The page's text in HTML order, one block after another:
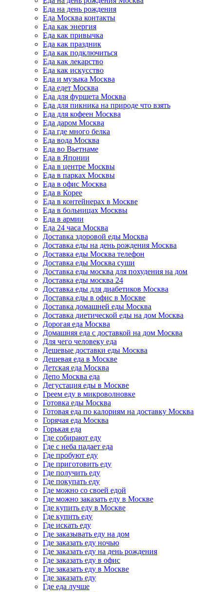
Еда на день рождения
Еда Москва контакты
Еда как энергия
Еда как привычка
Еда как праздник
Еда как подключиться
Еда как лекарство
Еда как искусство
Еда и музыка Москва
Еда едет Москва
Еда для фуршета Москва
Еда для пикника на природе что взять
Еда для кофеен Москва
Еда даром Москва
Еда где много белка
Еда вода Москва
Еда во Вьетнаме
Еда в Японии
Еда в центре Москвы
Еда в парках Москвы
Еда в офис Москва
Еда в Корее
Еда в контейнерах в Москве
Еда в больницах Москвы
Еда в армии
Еда 24 часа Москва
Доставка здоровой еды Москва
Доставка еды на день рождения Москва
Доставка еды Москва телефон
Доставка еды Москва суши
Доставка еды москва для похудения на дом
Доставка еды москва 24
Доставка еды для диабетиков Москва
Доставка еды в офис в Москве
Доставка домашней еды Москва
Доставка диетической еды на дом Москва
Дорогая еда Москва
Домашняя еда с доставкой на дом Москва
Для чего человеку еда
Дешевые доставки еды Москва
Дешевая еда в Москве
Детская еда Москва
Депо Москва еда
Дегустация еды в Москве
Греем еду в микроволновке
Готовка еды Москва
Готовая еда по калориям на доставку Москва
Горячая еда Москва
Горькая еда
Где собирают еду
Где с неба падает еда
Где пробуют еду
Где приготовить еду
Где получить еду
Где покупать еду
Где можно со своей едой
Где можно заказать еду в Москве
Где купить еду в Москве
Где купить еду
Где искать еду
Где заказывать еду на дом
Где заказать еду ночью
Где заказать еду на день рождения
Где заказать еду в офис
Где заказать еду в Москве
Где заказать еду
Где еда лучше